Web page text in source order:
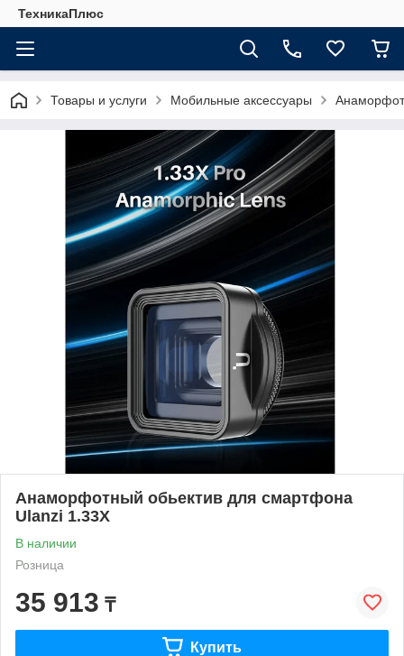
ТехникаПлюс
Товары и услуги Мобильные аксессуары
Анаморфотный обьектив для смартфона
Ulanzi 1.33X
В наличии
Розница
35 913 ₸
Купить